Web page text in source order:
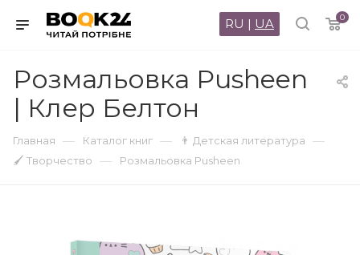
0
RU | UA
Розмальовка Pusheen
| Клер Белтон
Главная — Каталог книг — 👨 Детская литература —
🖌 Творчество — Розмальовка Pusheen